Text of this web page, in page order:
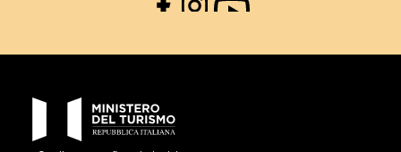
Facebook
Instagram
YouTube